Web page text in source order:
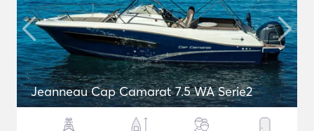
Jeanneau Cap Camarat 7.5 WA Serie2